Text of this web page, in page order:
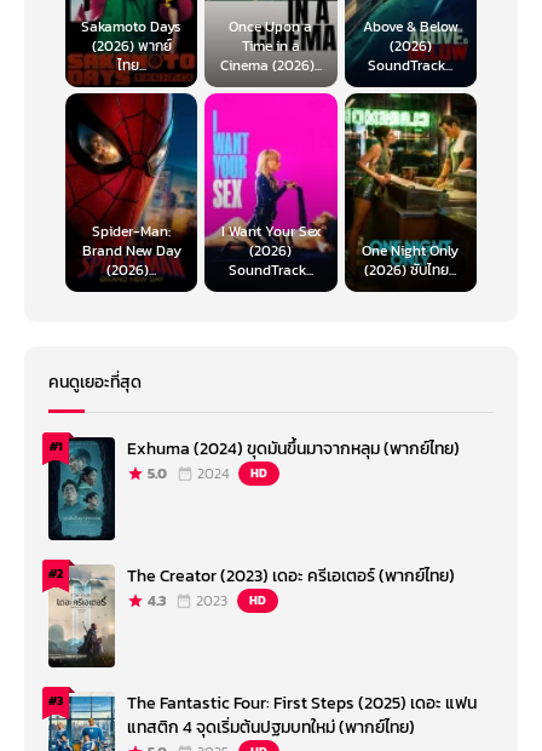
Sakamoto Days
(2026) พากย์
ไทย...
Once Upon a
Time in a
Cinema (2026)...
Above & Below
(2026)
SoundTrack...
Spider-Man:
Brand New Day
(2026)...
I Want Your Sex
(2026)
SoundTrack...
One Night Only
(2026) ซับไทย...
คนดูเยอะที่สุด
#1 Exhuma (2024) ขุดมันขึ้นมาจากหลุม (พากย์ไทย)
5.0 2024 HD
#2 The Creator (2023) เดอะ ครีเอเตอร์ (พากย์ไทย)
4.3 2023 HD
#3
The Fantastic Four: First Steps (2025) เดอะ แฟน
แทสติก 4 จุดเริ่มต้นปฐมบทใหม่ (พากย์ไทย)